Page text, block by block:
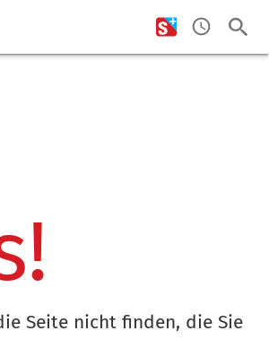
Seite nicht finden, die Sie